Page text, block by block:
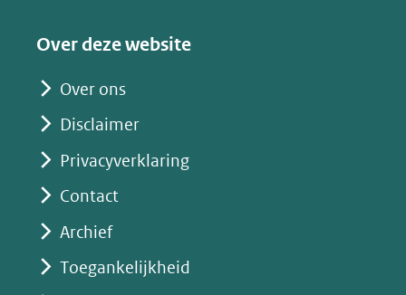
Over deze website
Over ons
Disclaimer
Privacyverklaring
Contact
Archief
Toegankelijkheid